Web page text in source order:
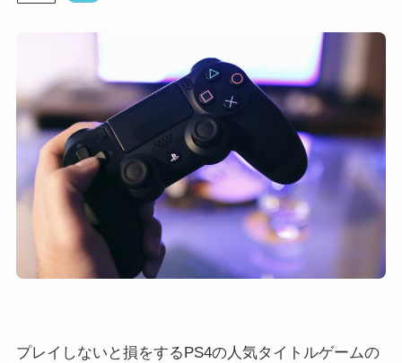
プレイしないと損をするPS4の人気タイトルゲームの